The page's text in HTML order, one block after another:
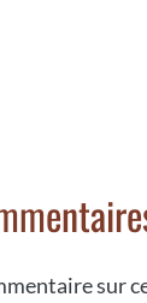
sur